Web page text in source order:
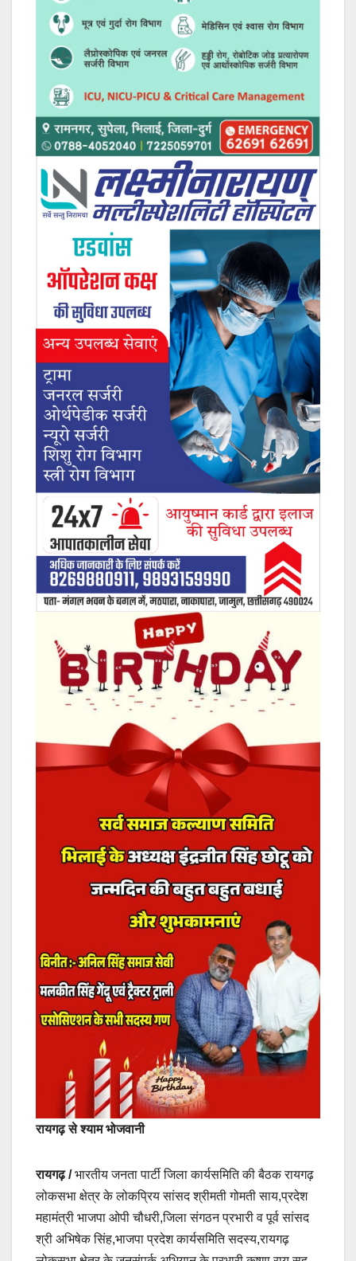
रायगढ़ से श्याम भोजवानी
रायगढ़ /भारतीय जनता पार्टी जिला कार्यसमिति की बैठक रायगढ़
लोकसभा क्षेत्र के लोकप्रिय सांसद श्रीमती गोमती साय,प्रदेश
महामंत्री भाजपा ओपी चौधरी,जिला संगठन प्रभारी व पूर्व सांसद
श्री अभिषेक सिंह,भाजपा प्रदेश कार्यसमिति सदस्य,रायगढ़